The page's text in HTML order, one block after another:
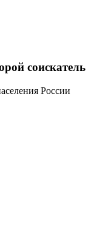
соискатель
России